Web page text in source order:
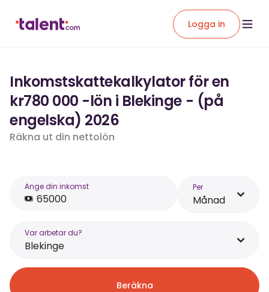
Logga in
Inkomstskattekalkylator för en
kr780 000 -lön i Blekinge - (på
engelska) 2026
Räkna ut din nettolön
Ange din inkomst Per
Månad
Var arbetar du?
Blekinge
Beräkna